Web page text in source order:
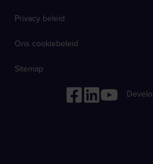
Privacy beleid
Ons cookiebeleid
Sitemap